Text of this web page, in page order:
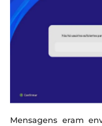
Mensagens eram